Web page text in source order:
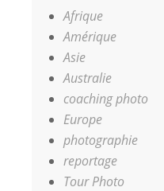
Afrique
Amérique
Asie
Australie
coaching photo
Europe
photographie
reportage
Tour Photo